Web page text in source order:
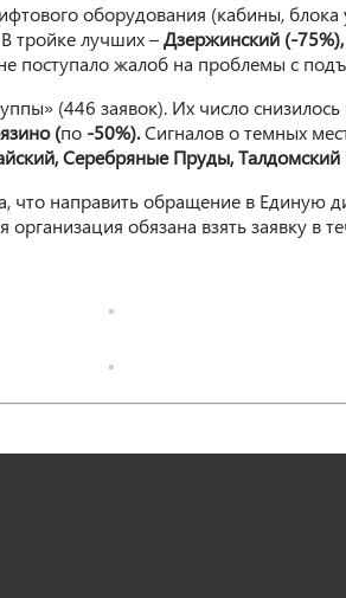
оборудования (кабины,
тройке лучших –Дзержинский (-
поступало жалоб на проблемы с
(446 заявок). Их число
(по -50%).Сигналов о темных
Серебряные Пруды, Талдомский
направить обращение в Единую
обязана взять заявку в